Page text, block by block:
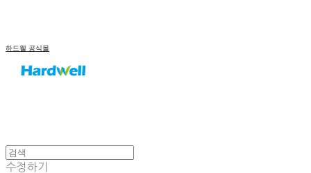
하드웰 공식몰
수정하기